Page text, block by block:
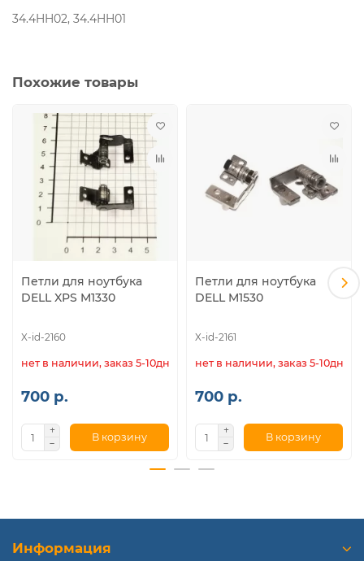
34.4HH02, 34.4HH01
Похожие товары
Петли для ноутбука
DELL XPS M1330
X-id-2160
нет в наличии, заказ 5-10дн.
700 р.
В корзину
Петли для ноутбука
DELL M1530
X-id-2161
нет в наличии, заказ 5-10дн.
700 р.
В корзину
Информация